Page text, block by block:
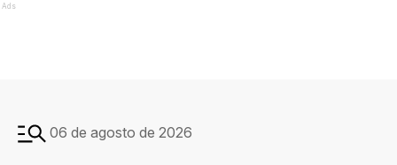
Ads
06 de agosto de 2026